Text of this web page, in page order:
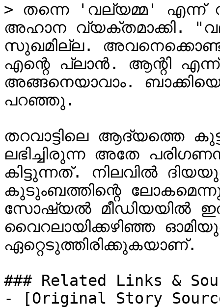
> തന്നെ 'വല്യമ്മ' എന്ന്
അഹാന വ്യക്തമാക്കി.
സുഖമില്ല. അവനെക്കൊണ്ട്
എന്റെ പ്ലാൻ. ആന്റി എന്ന്
അങ്ങനെയാവാം.
പറഞ്ഞു.
തറവാട്ടിലെ ആദ്യത്തെ
ലഭിച്ചിരുന്ന അതേ
കിട്ടുന്നത്. നിലവിൽ
കുടുംബത്തിന്റെ
സോഷ്യൽ മീഡിയയിൽ
വൈറലായിക്കഴിഞ്ഞ
ഏറ്റെടുത്തിരിക്കുകയാണ്.
### Related Links &
- [Original Story